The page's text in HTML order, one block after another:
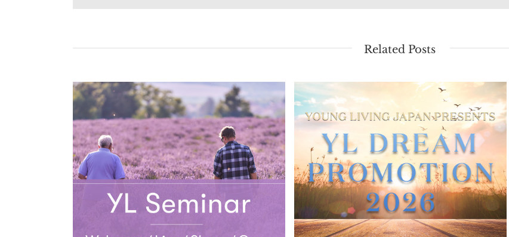
Related Posts